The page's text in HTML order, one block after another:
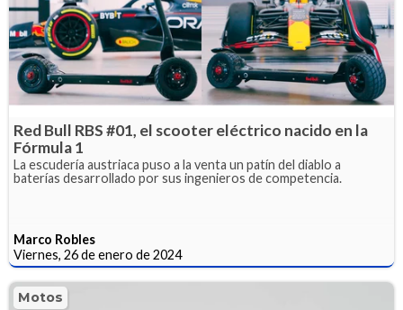
Red Bull RBS #01, el scooter eléctrico nacido en la
Fórmula 1
La escudería austriaca puso a la venta un patín del diablo a
baterías desarrollado por sus ingenieros de competencia.
Marco Robles
Viernes, 26 de enero de 2024
Motos